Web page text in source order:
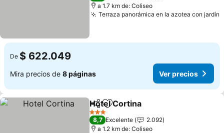
a 1.7 km de: Coliseo
Terraza panorámica en la azotea con jardín
De $ 622.049
Mira precios de 8 páginas Ver precios
CompartirAgregar a favoritos
Hotel Cortina
3 Estrellas
8,7 Excelente
2.092
a 1.2 km de: Coliseo